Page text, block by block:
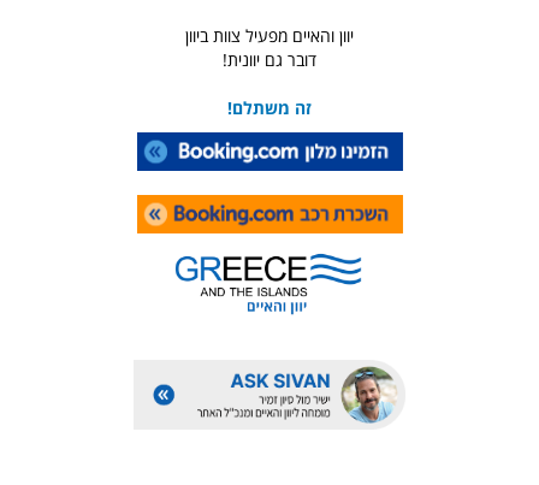
יוון והאיים מפעיל צוות ביוון
דובר גם יוונית!
זה משתלם!